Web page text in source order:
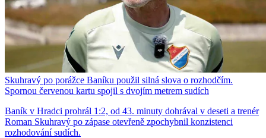
Skuhravý po porážce Baníku použil silná slova o rozhodčím.
Spornou červenou kartu spojil s dvojím metrem sudích
Baník v Hradci prohrál 1:2, od 43. minuty dohrával v deseti a trenér
Roman Skuhravý po zápase otevřeně zpochybnil konzistenci
rozhodování sudích.